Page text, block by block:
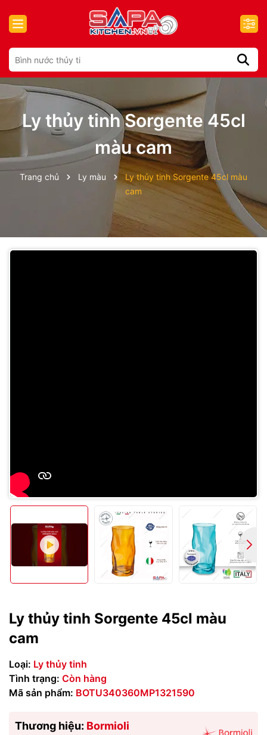
Ly thủy tinh Sorgente 45cl
màu cam
Trang chủ Ly màu
Ly thủy tinh Sorgente 45cl màu
cam
Ly thủy tinh Sorgente 45cl màu
cam
Loại: Ly thủy tinh
Tình trạng: Còn hàng
Mã sản phẩm: BOTU340360MP1321590
Thương hiệu: Bormioli